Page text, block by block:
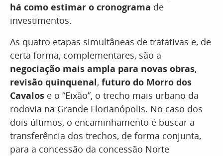
há como estimar o cronograma de
investimentos.
As quatro etapas simultâneas de tratativas e, de
certa forma, complementares, são a
negociação mais ampla para novas obras,
revisão quinquenal, futuro do Morro dos
Cavalos e o “Eixão”, o trecho mais urbano da
rodovia na Grande Florianópolis. No caso dos
dois últimos, o encaminhamento é buscar a
transferência dos trechos, de forma conjunta,
para a concessão da concessão Norte